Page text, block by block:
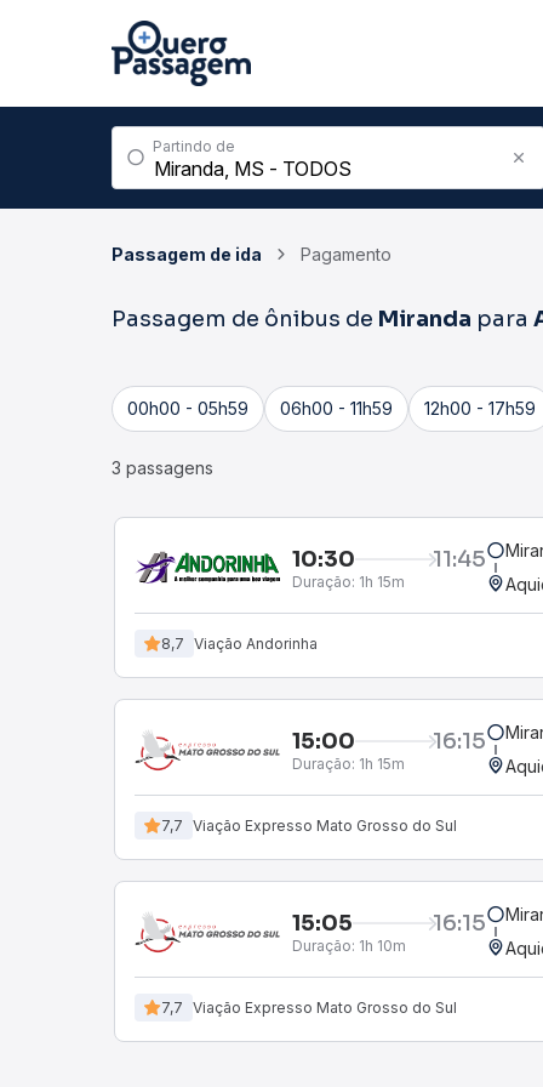
Partindo de
Passagem de ida Pagamento
Passagem de ônibus de Miranda para
00h00 - 05h59 06h00 - 11h59 12h00 - 17h59
3 passagens
10:30 11:45
Duração: 1h 15m
8,7 Viação Andorinha
15:00 16:15
Duração: 1h 15m
7,7 Viação Expresso Mato Grosso do Sul
15:05 16:15
Duração: 1h 10m
7,7 Viação Expresso Mato Grosso do Sul